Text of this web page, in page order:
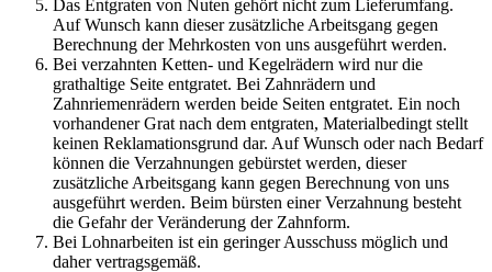
Das Entgraten von Nuten gehört nicht zum Lieferumfang.
Auf Wunsch kann dieser zusätzliche Arbeitsgang gegen
Berechnung der Mehrkosten von uns ausgeführt werden.
Bei verzahnten Ketten- und Kegelrädern wird nur die
grathaltige Seite entgratet. Bei Zahnrädern und
Zahnriemenrädern werden beide Seiten entgratet. Ein noch
vorhandener Grat nach dem entgraten, Materialbedingt stellt
keinen Reklamationsgrund dar. Auf Wunsch oder nach Bedarf
können die Verzahnungen gebürstet werden, dieser
zusätzliche Arbeitsgang kann gegen Berechnung von uns
ausgeführt werden. Beim bürsten einer Verzahnung besteht
die Gefahr der Veränderung der Zahnform.
Bei Lohnarbeiten ist ein geringer Ausschuss möglich und
daher vertragsgemäß.